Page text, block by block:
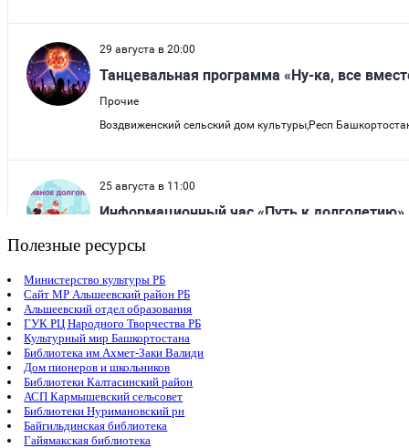
Полезные ресурсы
Министерство культуры РБ
Сайт МР Альшеевский район РБ
Альшеевский отдел образования
ГУК РЦ Народного Творчества РБ
Культурный мир Башкортостана
Библиотека им Ахмет-Заки Валиди
Дом пионеров и школьников
Библиотеки Калтасинский район
АСП Кармышевский сельсовет
Библиотеки Нуримановский рн
Байгильдинская библиотека
Гайямакская библиотека